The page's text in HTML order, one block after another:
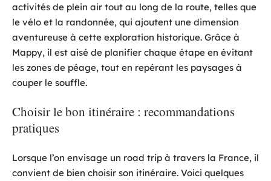
activités de plein air tout au long de la route, telles que
le vélo et la randonnée, qui ajoutent une dimension
aventureuse à cette exploration historique. Grâce à
Mappy, il est aisé de planifier chaque étape en évitant
les zones de péage, tout en repérant les paysages à
couper le souffle.
Choisir le bon itinéraire : recommandations
pratiques
Lorsque l’on envisage un road trip à travers la France, il
convient de bien choisir son itinéraire. Voici quelques